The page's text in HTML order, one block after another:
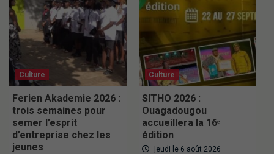
Culture
Ferien Akademie 2026 :
trois semaines pour
semer l’esprit
d’entreprise chez les
jeunes
Culture
SITHO 2026 :
Ouagadougou
accueillera la 16ᵉ
édition
jeudi le 6 août 2026